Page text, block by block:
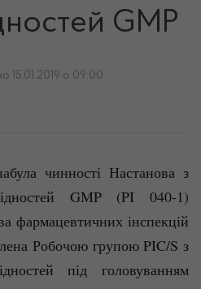
GMP
15.01.2019 о 09:00
чинності Настанова з
GMP (PI 040-1)
фармацевтичних інспекцій
Робочою групою PIC/S з
під головуванням